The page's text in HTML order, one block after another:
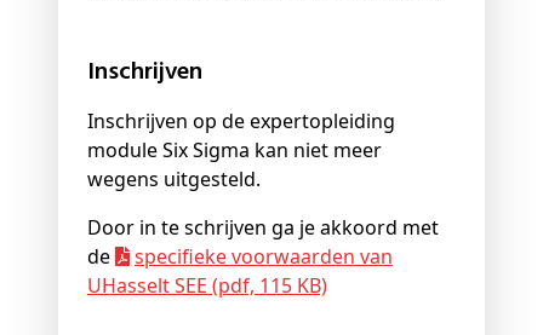
Inschrijven
Inschrijven op de expertopleiding
module Six Sigma kan niet meer
wegens uitgesteld.
Door in te schrijven ga je akkoord met
de
specifieke voorwaarden van
UHasselt SEE (pdf, 115 KB)